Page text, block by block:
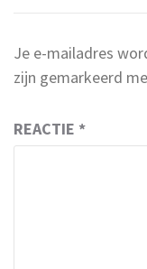
Je e-mailadres
zijn gemarkeerd
REACTIE *